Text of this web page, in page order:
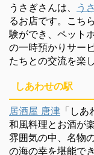
うさぎさんは、 う
るお店です。こち
験ができ、ペット
の一時預かりサー
たちとの交流を楽
しあわせの駅
居酒屋 唐津 「し
和風料理とお酒が
雰囲気の中、名物
の海の幸を堪能で